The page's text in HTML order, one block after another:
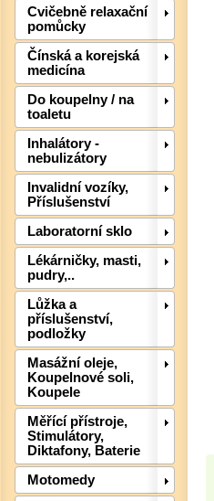
Cvičebně relaxační
pomůcky
Čínská a korejská
medicína
Do koupelny / na
toaletu
Inhalátory -
nebulizátory
Invalidní vozíky,
Příslušenství
Laboratorní sklo
Lékárničky, masti,
pudry,..
Lůžka a
příslušenství,
podložky
Masážní oleje,
Koupelnové soli,
Koupele
Měřící přístroje,
Stimulátory,
Diktafony, Baterie
Motomedy